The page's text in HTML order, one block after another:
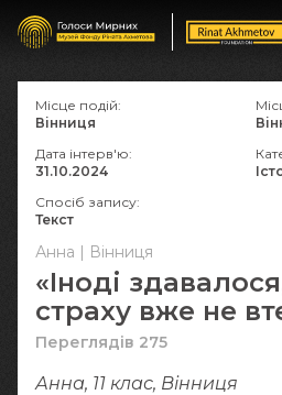
Анна | Вінниця
«Іноді
страху вже не
Переглядів 275
Анна, 11 клас, Вінниця
Місце подій:
Вінниця
Дата інтерв'ю:
31.10.2024
Спосіб запису:
Текст